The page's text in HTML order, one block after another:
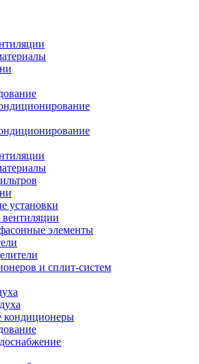
установки
элементы
и сплит-систем